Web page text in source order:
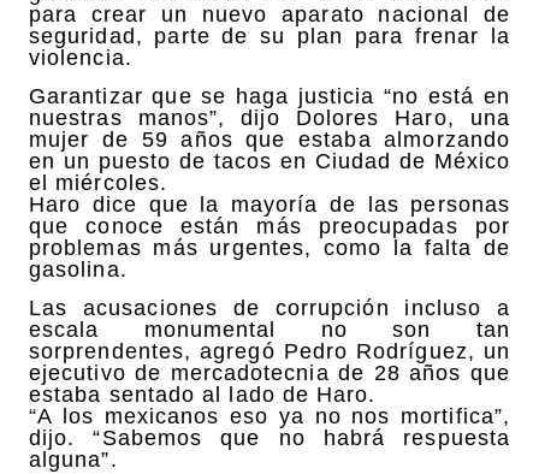
para crear un nuevo aparato nacional de
seguridad, parte de su plan para frenar la
violencia.
Garantizar que se haga justicia “no está en
nuestras manos”, dijo Dolores Haro, una
mujer de 59 años que estaba almorzando
en un puesto de tacos en Ciudad de México
el miércoles.
Haro dice que la mayoría de las personas
que conoce están más preocupadas por
problemas más urgentes, como la falta de
gasolina.
Las acusaciones de corrupción incluso a
escala monumental no son tan
sorprendentes, agregó Pedro Rodríguez, un
ejecutivo de mercadotecnia de 28 años que
estaba sentado al lado de Haro.
“A los mexicanos eso ya no nos mortifica”,
dijo. “Sabemos que no habrá respuesta
alguna”.